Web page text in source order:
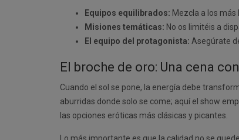
Equipos equilibrados: Mezcla a los
Misiones temáticas: No os limitéis a
El equipo del protagonista: Asegúrate
El broche de oro: Una cena
Cuando el sol se pone, la energía debe
aburridas donde solo se come; aquí el show
las opciones eróticas más clásicas y picantes.